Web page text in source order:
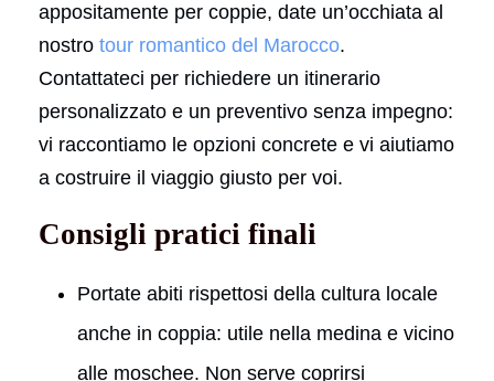
appositamente per coppie, date un’occhiata al
nostro tour romantico del Marocco.
Contattateci per richiedere un itinerario
personalizzato e un preventivo senza impegno:
vi raccontiamo le opzioni concrete e vi aiutiamo
a costruire il viaggio giusto per voi.
Consigli pratici finali
Portate abiti rispettosi della cultura locale
anche in coppia: utile nella medina e vicino
alle moschee. Non serve coprirsi